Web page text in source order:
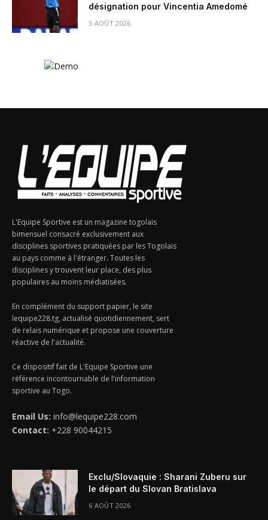
désignation pour Vincentia Amedomé
5 AOÛT 2026
L'Equipe Sportive est un magazine togolais
bimensuel consacré exclusivement aux
disciplines sportives pratiquées par les Togolais
au pays comme à l'étranger. Toutes les
disciplines y trouvent leur place, des plus
populaires au moins médiatisées.
En complément du support papier, le site
lequipe228.tg, actualisé quotidiennement, sert
de relais numérique et propose une couverture
réactive de l'actualité.
Ce dispositif fait de L'Equipe Sportive une
référence incontournable de l'information
sportive au Togo.
Email Us: info@lequipe228.com
Contact: +228 90044215
Exclu/Slovaquie : Sharani Zuberu sur
le départ du Slovan Bratislava
6 AOÛT 2026